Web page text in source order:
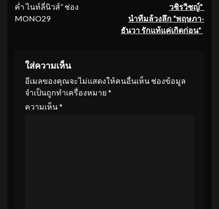
ค่ำ ไนท์ลี่นิวส์” ช่อง
MONO29
วชิรวิชญ์”
นำทีมล้วงลึก “พฤษภา-
ธันวา รักแท้แค่เกิดก่อน”
ใส่ความเห็น
อีเมลของคุณจะไม่แสดงให้คนอื่นเห็น ช่องข้อมูล
จำเป็นถูกทำเครื่องหมาย *
ความเห็น*